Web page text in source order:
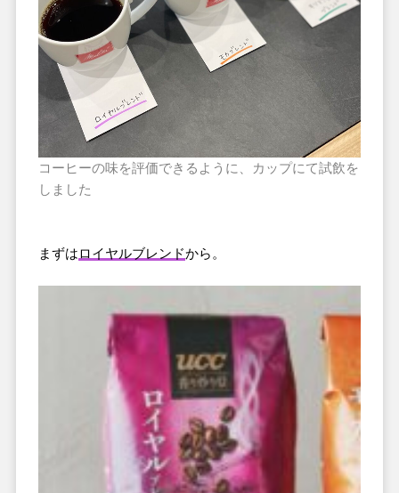
コーヒーの味を評価できるように、カップにて試飲を
しました
まずはロイヤルブレンドから。